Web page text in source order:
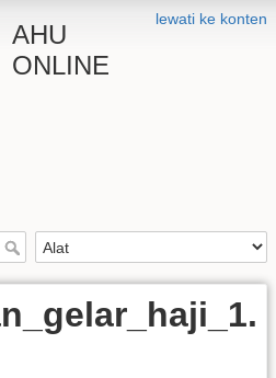
lewati ke konten
AHU
ONLINE